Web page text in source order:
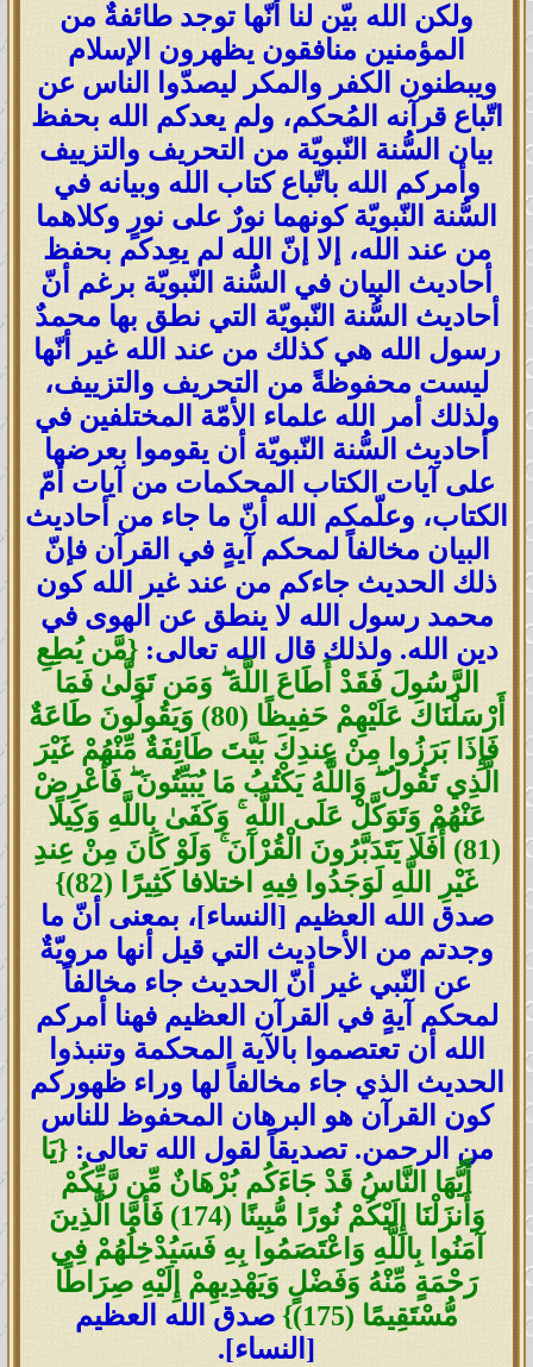
ولكن الله بيّن لنا أنّها توجد طائفةٌ من
المؤمنين منافقون يظهرون الإسلام
ويبطنون الكفر والمكر ليصدّوا الناس عن
اتّباع قرآنه المُحكم، ولم يعدكم الله بحفظ
بيان السُّنة النّبويّة من التحريف والتزييف
وأمركم الله باتّباع كتاب الله وبيانه في
السُّنة النّبويّة كونهما نورٌ على نورٍ وكلاهما
من عند الله، إلا إنّ الله لم يعِدكم بحفظ
أحاديث البيان في السُّنة النّبويّة برغم أنّ
أحاديث السُّنة النّبويّة التي نطق بها محمدٌ
رسول الله هي كذلك من عند الله غير أنّها
ليست محفوظةً من التحريف والتزييف،
ولذلك أمر الله علماء الأمّة المختلفين في
أحاديث السُّنة النّبويّة أن يقوموا بعرضها
على آيات الكتاب المحكمات من آيات أمّ
الكتاب، وعلّمكم الله أنّ ما جاء من أحاديث
البيان مخالفاً لمحكم آيةٍ في القرآن فإنّ
ذلك الحديث جاءكم من عند غير الله كون
محمد رسول الله لا ينطق عن الهوى في
دين الله. ولذلك قال الله تعالى:{مَّن يُطِعِ
الرَّسُولَ فَقَدْ أَطَاعَ اللَّهَ ۖ وَمَن تَوَلَّىٰ فَمَا
أَرْسَلْنَاكَ عَلَيْهِمْ حَفِيظًا (80) وَيَقُولُونَ طَاعَةٌ
فَإِذَا بَرَزُوا مِنْ عِندِكَ بَيَّتَ طَائِفَةٌ مِّنْهُمْ غَيْرَ
الَّذِي تَقُولُ ۖ وَاللَّهُ يَكْتُبُ مَا يُبَيِّتُونَ ۖ فَأَعْرِضْ
عَنْهُمْ وَتَوَكَّلْ عَلَى اللَّهِ ۚ وَكَفَىٰ بِاللَّهِ وَكِيلًا
(81) أَفَلَا يَتَدَبَّرُونَ الْقُرْآنَ ۚ وَلَوْ كَانَ مِنْ عِندِ
غَيْرِ اللَّهِ لَوَجَدُوا فِيهِ اختلافا كَثِيرًا (82)}
صدق الله العظيم [النساء]، بمعنى أنّ ما
وجدتم من الأحاديث التي قيل أنها مرويّةٌ
عن النّبي غير أنّ الحديث جاء مخالفاً
لمحكم آيةٍ في القرآن العظيم فهنا أمركم
الله أن تعتصموا بالآية المحكمة وتنبذوا
الحديث الذي جاء مخالفاً لها وراء ظهوركم
كون القرآن هو البرهان المحفوظ للناس
من الرحمن. تصديقاً لقول الله تعالى:{يَا
أَيُّهَا النَّاسُ قَدْ جَاءَكُم بُرْهَانٌ مِّن رَّبِّكُمْ
وَأَنزَلْنَا إِلَيْكُمْ نُورًا مُّبِينًا (174) فَأَمَّا الَّذِينَ
آمَنُوا بِاللَّهِ وَاعْتَصَمُوا بِهِ فَسَيُدْخِلُهُمْ فِي
رَحْمَةٍ مِّنْهُ وَفَضْلٍ وَيَهْدِيهِمْ إِلَيْهِ صِرَاطًا
مُّسْتَقِيمًا (175)}
صدق الله العظيم
[النساء].